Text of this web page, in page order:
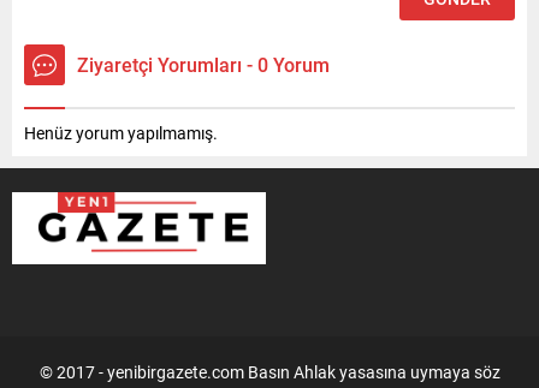
Ziyaretçi Yorumları - 0 Yorum
Henüz yorum yapılmamış.
© 2017 - yenibirgazete.com Basın Ahlak yasasına uymaya söz